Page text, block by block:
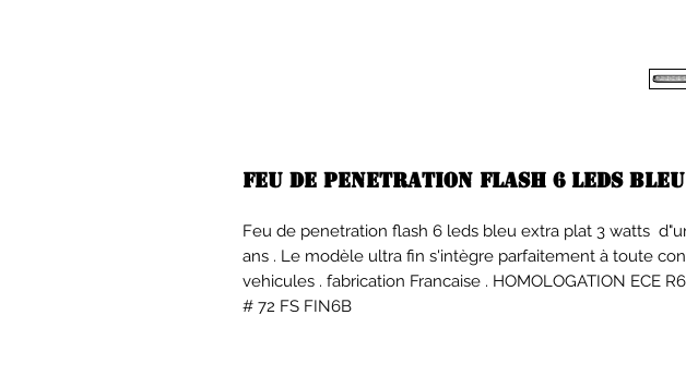
Feu de penetration flash 6 leds
Feu de penetration flash 6 leds bleu extra plat 3 watts
ans . Le modèle ultra fin s'intègre parfaitement à toute
vehicules . fabrication Francaise . HOMOLOGATION ECE
# 72 FS FIN6B